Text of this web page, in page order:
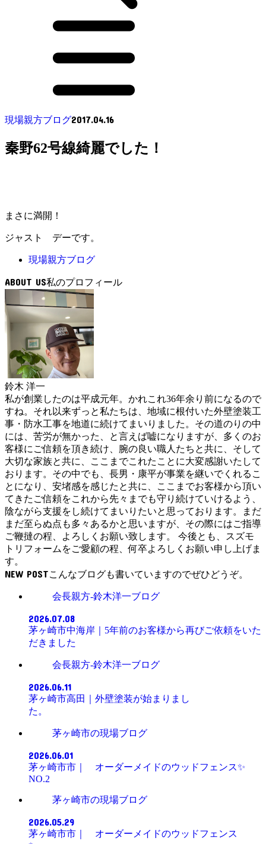
現場親方ブログ2017.04.16
秦野62号線綺麗でした！
まさに満開！
ジャスト デーです。
現場親方ブログ
ABOUT US
鈴木 洋一
私が創業したのは平成元年。かれこれ36年余り前になるので
すね。それ以来ずっと私たちは、地域に根付いた外壁塗装工
事・防水工事を地道に続けてまいりました。その道のりの中
には、苦労が無かった、と言えば嘘になりますが、多くのお
客様にご信頼を頂き続け、腕の良い職人たちと共に、そして
大切な家族と共に、ここまでこれたことに大変感謝いたして
おります。その中でも、長男・康平が事業を継いでくれるこ
とになり、安堵感を感じたと共に、ここまでお客様から頂い
てきたご信頼をこれから先々までも守り続けていけるよう、
陰ながら支援をし続けてまいりたいと思っております。まだ
まだ至らぬ点も多々あるかと思いますが、その際にはご指導
ご鞭撻の程、よろしくお願い致します。 今後とも、スズモ
トリフォームをご愛顧の程、何卒よろしくお願い申し上げま
す。
NEW POST
会長親方-鈴木洋一ブログ
2026.07.08
茅ヶ崎市中海岸｜5年前のお客様から再びご依頼をいた
だきました
会長親方-鈴木洋一ブログ
2026.06.11
茅ヶ崎市高田｜外壁塗装が始まりまし
た。
茅ヶ崎市の現場ブログ
2026.06.01
茅ヶ崎市市｜ オーダーメイドのウッドフェンス✨
NO.2
茅ヶ崎市の現場ブログ
2026.05.29
茅ヶ崎市市｜ オーダーメイドのウッドフェンス